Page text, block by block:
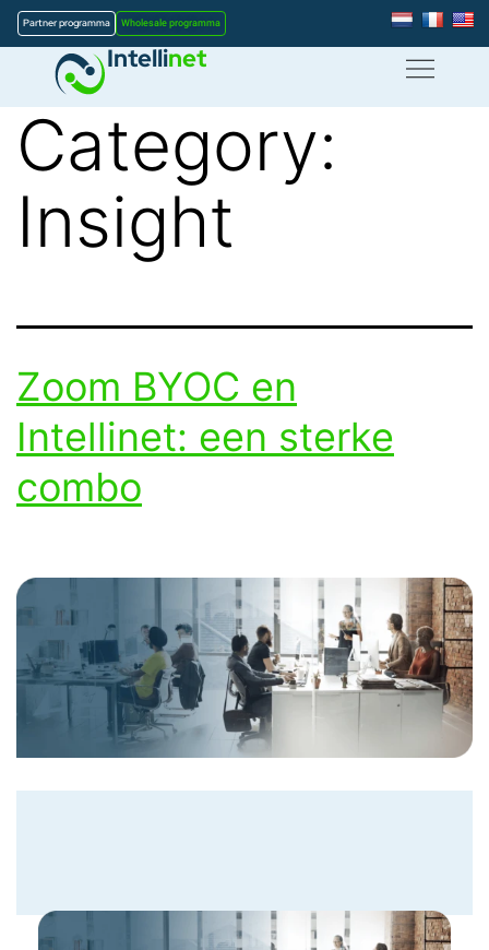
Partner programma Wholesale programma
Intellinet
Category:
Insight
Zoom BYOC en
Intellinet: een sterke
combo